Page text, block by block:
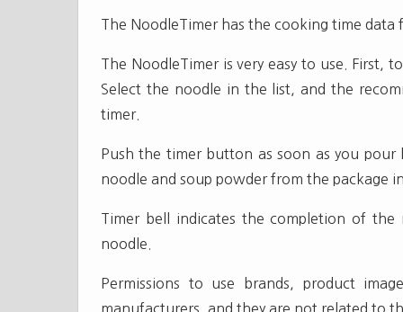
The NoodleTimer has the cooking time
The NoodleTimer is very easy to use.
Select the noodle in the list, and the
timer.
Push the timer button as soon as you
noodle and soup powder from the package
Timer bell indicates the completion of the
noodle.
Permissions to use brands, product
manufacturers, and they are not related to